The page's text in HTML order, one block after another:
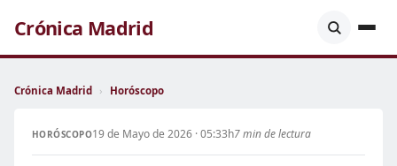
Crónica Madrid
Crónica Madrid › Horóscopo
HORÓSCOPO19 de Mayo de 2026 · 05:33h7 min de lectura